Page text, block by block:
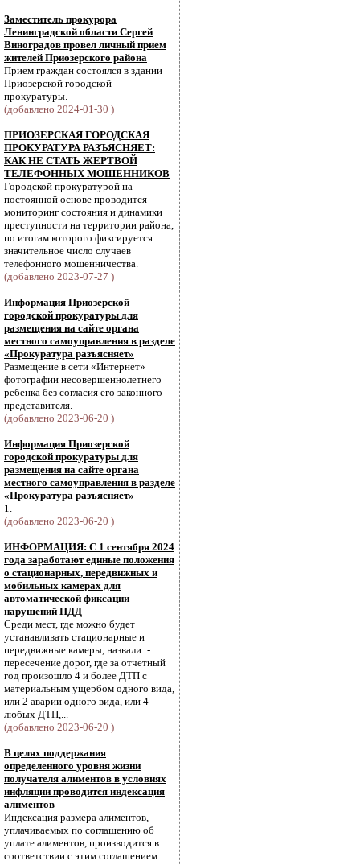
Заместитель прокурора
Ленинградской области Сергей
Виноградов провел личный прием
жителей Приозерского района
Прием граждан состоялся в здании
Приозерской городской
прокуратуры.
(добавлено 2024-01-30 )
ПРИОЗЕРСКАЯ ГОРОДСКАЯ
ПРОКУРАТУРА РАЗЪЯСНЯЕТ:
КАК НЕ СТАТЬ ЖЕРТВОЙ
ТЕЛЕФОННЫХ МОШЕННИКОВ
Городской прокуратурой на
постоянной основе проводится
мониторинг состояния и динамики
преступности на территории района,
по итогам которого фиксируется
значительное число случаев
телефонного мошенничества.
(добавлено 2023-07-27 )
Информация Приозерской
городской прокуратуры для
размещения на сайте органа
местного самоуправления в разделе
«Прокуратура разъясняет»
Размещение в сети «Интернет»
фотографии несовершеннолетнего
ребенка без согласия его законного
представителя.
(добавлено 2023-06-20 )
Информация Приозерской
городской прокуратуры для
размещения на сайте органа
местного самоуправления в разделе
«Прокуратура разъясняет»
1.
(добавлено 2023-06-20 )
ИНФОРМАЦИЯ: С 1 сентября 2024
года заработают единые положения
о стационарных, передвижных и
мобильных камерах для
автоматической фиксации
нарушений ПДД
Среди мест, где можно будет
устанавливать стационарные и
передвижные камеры, назвали: -
пересечение дорог, где за отчетный
год произошло 4 и более ДТП с
материальным ущербом одного вида,
или 2 аварии одного вида, или 4
любых ДТП,...
(добавлено 2023-06-20 )
В целях поддержания
определенного уровня жизни
получателя алиментов в условиях
инфляции проводится индексация
алиментов
Индексация размера алиментов,
уплачиваемых по соглашению об
уплате алиментов, производится в
соответствии с этим соглашением.